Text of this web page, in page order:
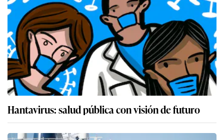
Hantavirus: salud pública con visión de futuro